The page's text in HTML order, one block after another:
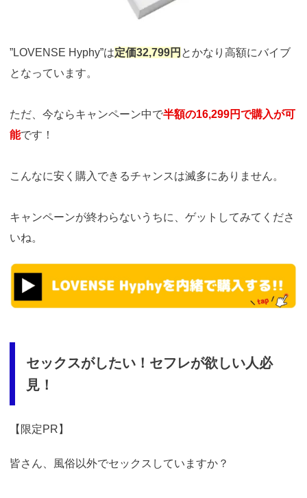
https://ja.lovense.com/high-frequency-dual-end-vibrator
”LOVENSE Hyphy”は定価32,799円 とかなり高額にバイブ
となっています。
ただ、今ならキャンペーン中で半額の16,299円で購入が可
能です！
こんなに安く購入できるチャンスは滅多にありません。
キャンペーンが終わらないうちに、ゲットしてみてくださ
いね。
https://t.afi-
b.com/visit.php?
guid=ON&a=k13190w-
セックスがしたい！セフレが欲しい人必
見！
【限定PR】
皆さん、風俗以外でセックスしていますか？